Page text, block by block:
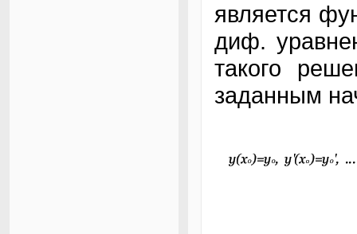
является
диф.
такого
заданным